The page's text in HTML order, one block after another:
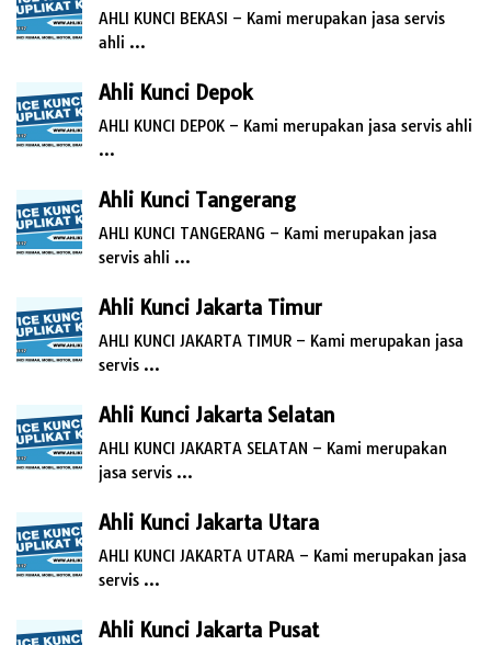
AHLI KUNCI BEKASI – Kami merupakan jasa servis
ahli …
Ahli Kunci Depok
AHLI KUNCI DEPOK – Kami merupakan jasa servis ahli
…
Ahli Kunci Tangerang
AHLI KUNCI TANGERANG – Kami merupakan jasa
servis ahli …
Ahli Kunci Jakarta Timur
AHLI KUNCI JAKARTA TIMUR – Kami merupakan jasa
servis …
Ahli Kunci Jakarta Selatan
AHLI KUNCI JAKARTA SELATAN – Kami merupakan
jasa servis …
Ahli Kunci Jakarta Utara
AHLI KUNCI JAKARTA UTARA – Kami merupakan jasa
servis …
Ahli Kunci Jakarta Pusat